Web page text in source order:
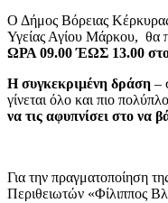
Ο Δήμος Βόρειας
Υγείας Αγίου Μάρκου, θα
ΩΡΑ 09.00 ΈΩΣ 13.00
Η συγκεκριμένη δράση –
γίνεται όλο και πιο
να τις αφυπνίσει στο να
Για την πραγματοποίηση
Περιθειωτών «Φίλιππος